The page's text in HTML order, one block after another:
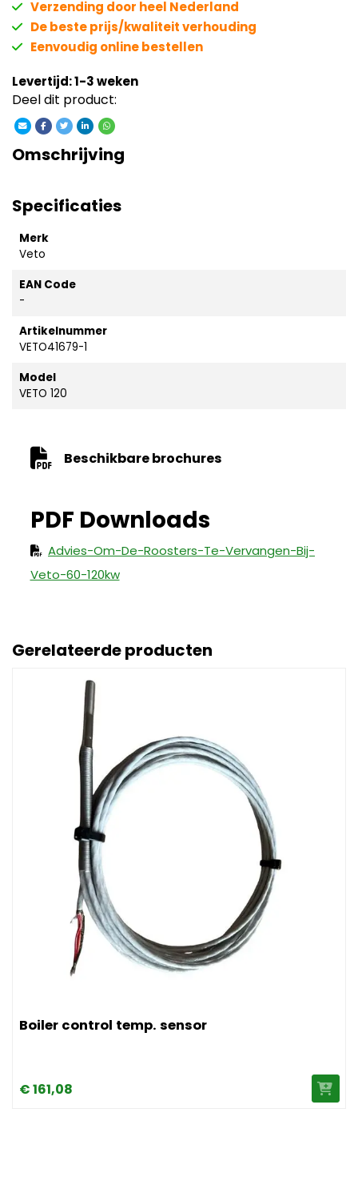
Verzending door heel Nederland
De beste prijs/kwaliteit verhouding
Eenvoudig online bestellen
Levertijd: 1-3 weken
Deel dit product:
Omschrijving
Specificaties
Merk
Veto
EAN Code
-
Artikelnummer
VETO41679-1
Model
VETO 120
Beschikbare brochures
Advies-Om-De-Roosters-Te-Vervangen-Bij-
Veto-60-120kw
Gerelateerde producten
Boiler control temp. sensor
€161,08